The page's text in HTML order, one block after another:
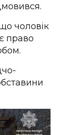
чоловік
право